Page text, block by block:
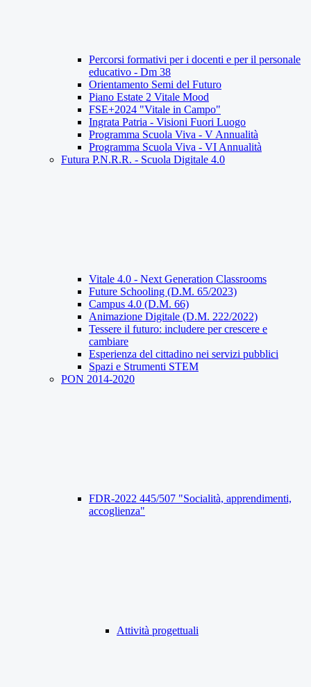
Percorsi formativi per i docenti e per il personale
educativo - Dm 38
Orientamento Semi del Futuro
Piano Estate 2 Vitale Mood
FSE+2024 "Vitale in Campo"
Ingrata Patria - Visioni Fuori Luogo
Programma Scuola Viva - V Annualità
Programma Scuola Viva - VI Annualità
Futura P.N.R.R. - Scuola Digitale 4.0
Vitale 4.0 - Next Generation Classrooms
Future Schooling (D.M. 65/2023)
Campus 4.0 (D.M. 66)
Animazione Digitale (D.M. 222/2022)
Tessere il futuro: includere per crescere e
cambiare
Esperienza del cittadino nei servizi pubblici
Spazi e Strumenti STEM
PON 2014-2020
FDR-2022 445/507 "Socialità, apprendimenti,
accoglienza"
Attività progettuali